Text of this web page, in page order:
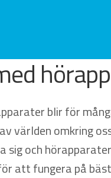
hörapparater
blir för
världen omkring
sig och
att fungera på